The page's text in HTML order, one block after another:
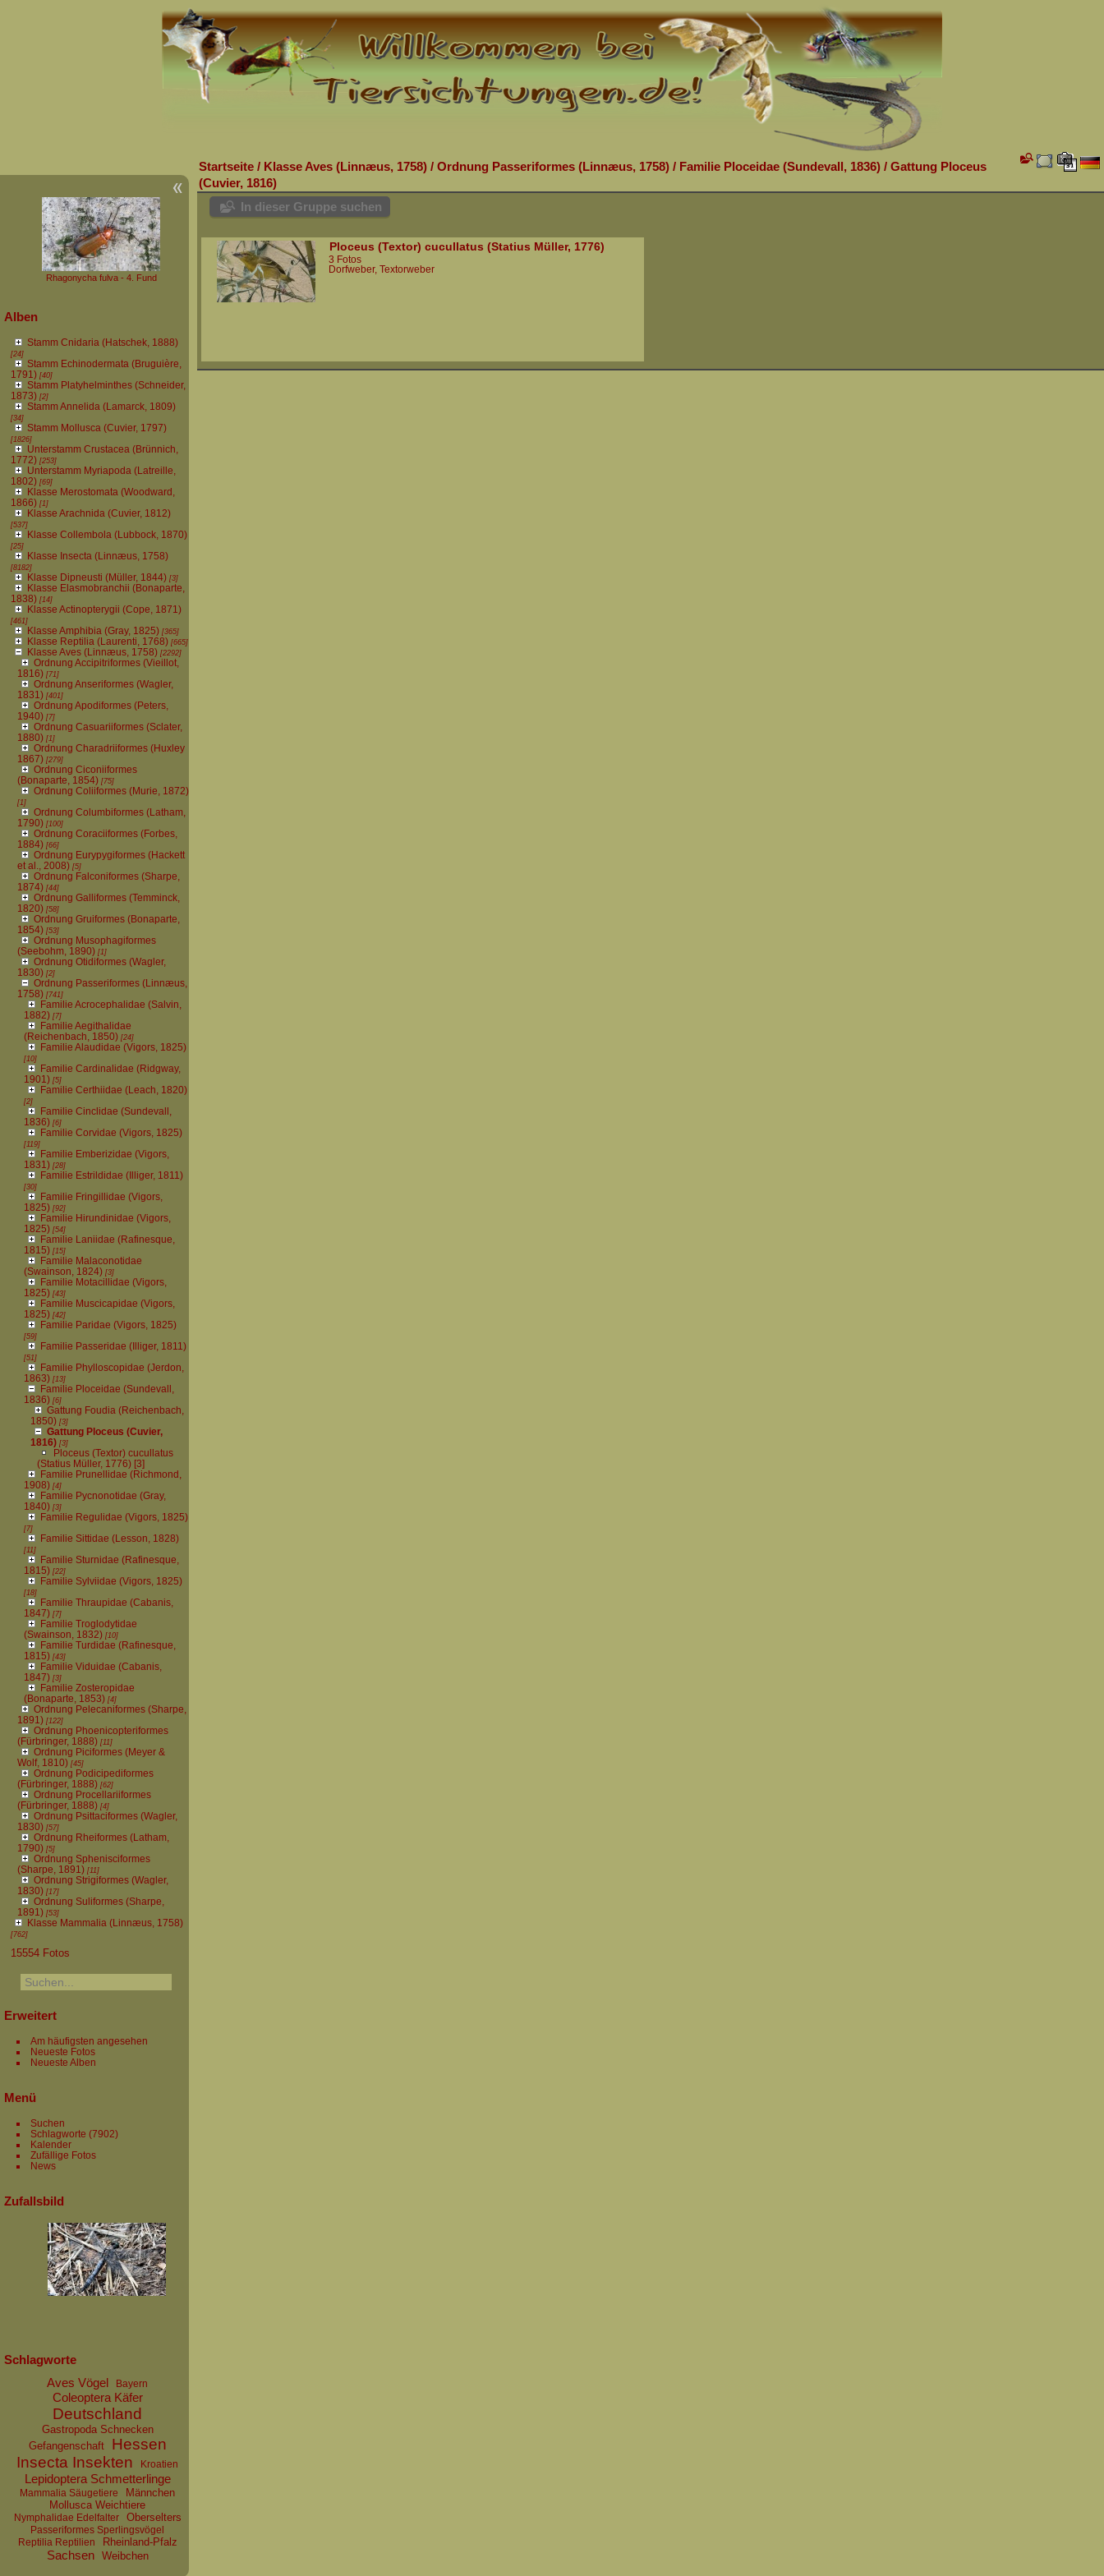
Rhagonycha fulva - 4. Fund
Alben
Stamm Cnidaria (Hatschek, 1888)
[24]
Stamm Echinodermata (Bruguière,
1791)[40]
Stamm Platyhelminthes (Schneider,
1873)[2]
Stamm Annelida (Lamarck, 1809)
[34]
Stamm Mollusca (Cuvier, 1797)
[1826]
Unterstamm Crustacea (Brünnich,
1772)[253]
Unterstamm Myriapoda (Latreille,
1802)[69]
Klasse Merostomata (Woodward,
1866)[1]
Klasse Arachnida (Cuvier, 1812)
[537]
Klasse Collembola (Lubbock, 1870)
[25]
Klasse Insecta (Linnæus, 1758)
[8182]
Klasse Dipneusti (Müller, 1844)[3]
Klasse Elasmobranchii (Bonaparte,
1838)[14]
Klasse Actinopterygii (Cope, 1871)
[461]
Klasse Amphibia (Gray, 1825)[365]
Klasse Reptilia (Laurenti, 1768)[665]
Klasse Aves (Linnæus, 1758)[2292]
Ordnung Accipitriformes (Vieillot,
1816)[71]
Ordnung Anseriformes (Wagler,
1831)[401]
Ordnung Apodiformes (Peters,
1940)[7]
Ordnung Casuariiformes (Sclater,
1880)[1]
Ordnung Charadriiformes (Huxley
1867)[279]
Ordnung Ciconiiformes
(Bonaparte, 1854)[75]
Ordnung Coliiformes (Murie, 1872)
[1]
Ordnung Columbiformes (Latham,
1790)[100]
Ordnung Coraciiformes (Forbes,
1884)[66]
Ordnung Eurypygiformes (Hackett
et al., 2008)[5]
Ordnung Falconiformes (Sharpe,
1874)[44]
Ordnung Galliformes (Temminck,
1820)[58]
Ordnung Gruiformes (Bonaparte,
1854)[53]
Ordnung Musophagiformes
(Seebohm, 1890)[1]
Ordnung Otidiformes (Wagler,
1830)[2]
Ordnung Passeriformes (Linnæus,
1758)[741]
Familie Acrocephalidae (Salvin,
1882)[7]
Familie Aegithalidae
(Reichenbach, 1850)[24]
Familie Alaudidae (Vigors, 1825)
[10]
Familie Cardinalidae (Ridgway,
1901)[5]
Familie Certhiidae (Leach, 1820)
[2]
Familie Cinclidae (Sundevall,
1836)[6]
Familie Corvidae (Vigors, 1825)
[119]
Familie Emberizidae (Vigors,
1831)[28]
Familie Estrildidae (Illiger, 1811)
[30]
Familie Fringillidae (Vigors,
1825)[92]
Familie Hirundinidae (Vigors,
1825)[54]
Familie Laniidae (Rafinesque,
1815)[15]
Familie Malaconotidae
(Swainson, 1824)[3]
Familie Motacillidae (Vigors,
1825)[43]
Familie Muscicapidae (Vigors,
1825)[42]
Familie Paridae (Vigors, 1825)
[59]
Familie Passeridae (Illiger, 1811)
[51]
Familie Phylloscopidae (Jerdon,
1863)[13]
Familie Ploceidae (Sundevall,
1836)[6]
Gattung Foudia (Reichenbach,
1850)[3]
Gattung Ploceus (Cuvier,
1816)[3]
Ploceus (Textor) cucullatus
(Statius Müller, 1776)[3]
Familie Prunellidae (Richmond,
1908)[4]
Familie Pycnonotidae (Gray,
1840)[3]
Familie Regulidae (Vigors, 1825)
[7]
Familie Sittidae (Lesson, 1828)
[11]
Familie Sturnidae (Rafinesque,
1815)[22]
Familie Sylviidae (Vigors, 1825)
[18]
Familie Thraupidae (Cabanis,
1847)[7]
Familie Troglodytidae
(Swainson, 1832)[10]
Familie Turdidae (Rafinesque,
1815)[43]
Familie Viduidae (Cabanis,
1847)[3]
Familie Zosteropidae
(Bonaparte, 1853)[4]
Ordnung Pelecaniformes (Sharpe,
1891)[122]
Ordnung Phoenicopteriformes
(Fürbringer, 1888)[11]
Ordnung Piciformes (Meyer &
Wolf, 1810)[45]
Ordnung Podicipediformes
(Fürbringer, 1888)[62]
Ordnung Procellariiformes
(Fürbringer, 1888)[4]
Ordnung Psittaciformes (Wagler,
1830)[57]
Ordnung Rheiformes (Latham,
1790) [5]
Ordnung Sphenisciformes
(Sharpe, 1891)[11]
Ordnung Strigiformes (Wagler,
1830)[17]
Ordnung Suliformes (Sharpe,
1891)[53]
Klasse Mammalia (Linnæus, 1758)
[762]
15554 Fotos
Erweitert
Am häufigsten angesehen
Neueste Fotos
Neueste Alben
Menü
Suchen
Schlagworte (7902)
Kalender
Zufällige Fotos
News
Zufallsbild
Schlagworte
Aves Vögel
Bayern
Coleoptera Käfer
Deutschland
Gastropoda Schnecken
Gefangenschaft
Hessen
Insecta Insekten
Kroatien
Lepidoptera Schmetterlinge
Mammalia Säugetiere
Männchen
Mollusca Weichtiere
Nymphalidae Edelfalter Oberselters
Passeriformes Sperlingsvögel
Reptilia Reptilien
Rheinland-Pfalz
Sachsen Weibchen
Startseite / Klasse Aves (Linnæus, 1758) / Ordnung Passeriformes (Linnæus, 1758) / Familie Ploceidae (Sundevall, 1836) / Gattung Ploceus
(Cuvier, 1816)
In dieser Gruppe suchen
Ploceus (Textor) cucullatus (Statius Müller, 1776)
3 Fotos
Dorfweber, Textorweber